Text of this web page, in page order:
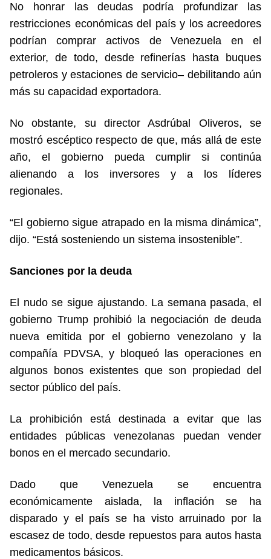
No honrar las deudas podría profundizar las
restricciones económicas del país y los acreedores
podrían comprar activos de Venezuela en el
exterior, de todo, desde refinerías hasta buques
petroleros y estaciones de servicio– debilitando aún
más su capacidad exportadora.
No obstante, su director Asdrúbal Oliveros, se
mostró escéptico respecto de que, más allá de este
año, el gobierno pueda cumplir si continúa
alienando a los inversores y a los líderes
regionales.
“El gobierno sigue atrapado en la misma dinámica”,
dijo. “Está sosteniendo un sistema insostenible”.
Sanciones por la deuda
El nudo se sigue ajustando. La semana pasada, el
gobierno Trump prohibió la negociación de deuda
nueva emitida por el gobierno venezolano y la
compañía PDVSA, y bloqueó las operaciones en
algunos bonos existentes que son propiedad del
sector público del país.
La prohibición está destinada a evitar que las
entidades públicas venezolanas puedan vender
bonos en el mercado secundario.
Dado que Venezuela se encuentra
económicamente aislada, la inflación se ha
disparado y el país se ha visto arruinado por la
escasez de todo, desde repuestos para autos hasta
medicamentos básicos.